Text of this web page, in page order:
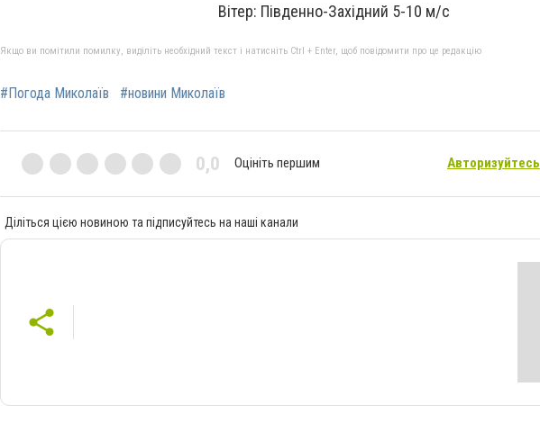
Вітер: Південно-Західний 5-10 м/с
Якщо ви помітили помилку, виділіть необхідний текст і натисніть Ctrl + Enter, щоб повідомити про це редакцію
#Погода Миколаїв #новини Миколаїв
0,0 Оцініть першим Авторизуйтесь
Діліться цією новиною та підписуйтесь на наші канали